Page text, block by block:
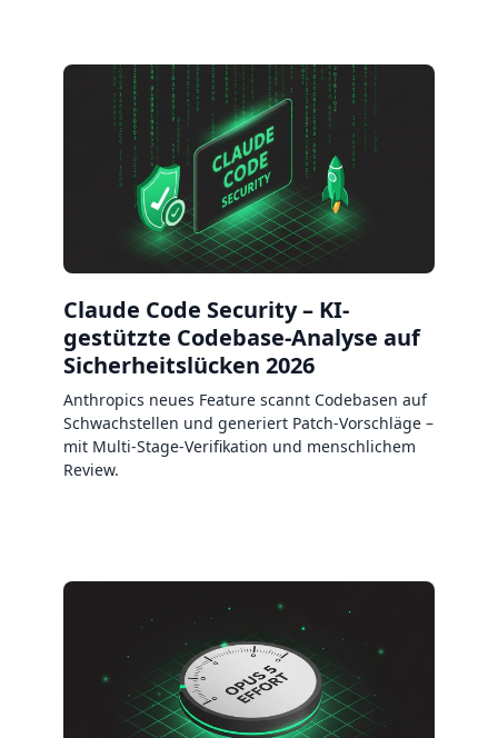
Claude Code Security – KI-
gestützte Codebase-Analyse auf
Sicherheitslücken 2026
Anthropics neues Feature scannt Codebasen auf
Schwachstellen und generiert Patch-Vorschläge –
mit Multi-Stage-Verifikation und menschlichem
Review.